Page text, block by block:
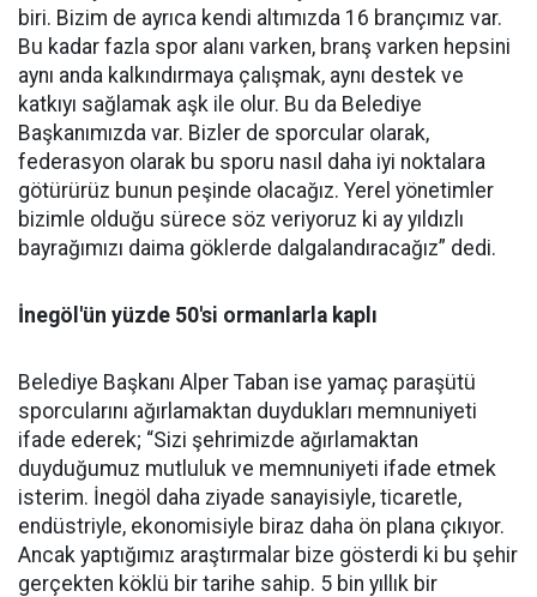
biri. Bizim de ayrıca kendi altımızda 16 brançımız var.
Bu kadar fazla spor alanı varken, branş varken hepsini
aynı anda kalkındırmaya çalışmak, aynı destek ve
katkıyı sağlamak aşk ile olur. Bu da Belediye
Başkanımızda var. Bizler de sporcular olarak,
federasyon olarak bu sporu nasıl daha iyi noktalara
götürürüz bunun peşinde olacağız. Yerel yönetimler
bizimle olduğu sürece söz veriyoruz ki ay yıldızlı
bayrağımızı daima göklerde dalgalandıracağız” dedi.
İnegöl'ün yüzde 50'si ormanlarla kaplı
Belediye Başkanı Alper Taban ise yamaç paraşütü
sporcularını ağırlamaktan duydukları memnuniyeti
ifade ederek; “Sizi şehrimizde ağırlamaktan
duyduğumuz mutluluk ve memnuniyeti ifade etmek
isterim. İnegöl daha ziyade sanayisiyle, ticaretle,
endüstriyle, ekonomisiyle biraz daha ön plana çıkıyor.
Ancak yaptığımız araştırmalar bize gösterdi ki bu şehir
gerçekten köklü bir tarihe sahip. 5 bin yıllık bir